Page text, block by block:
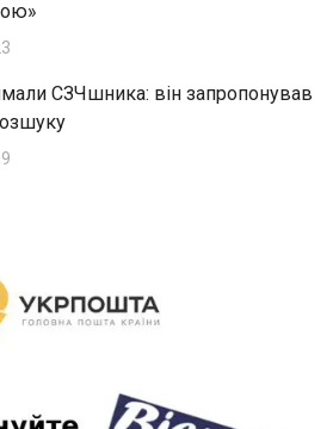
СЗЧшника: він запропонував